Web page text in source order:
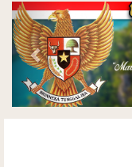
Previous